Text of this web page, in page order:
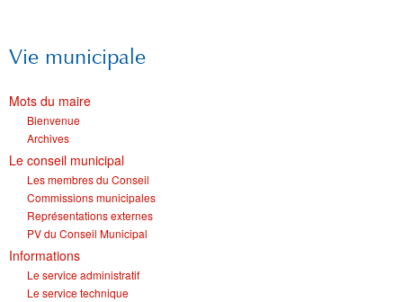
Vie municipale
Mots du maire
Bienvenue
Archives
Le conseil municipal
Les membres du Conseil
Commissions municipales
Représentations externes
PV du Conseil Municipal
Informations
Le service administratif
Le service technique